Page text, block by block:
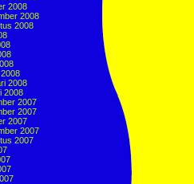
2008
2008
2008
2008
2008
2007
2007
2007
2007
2007